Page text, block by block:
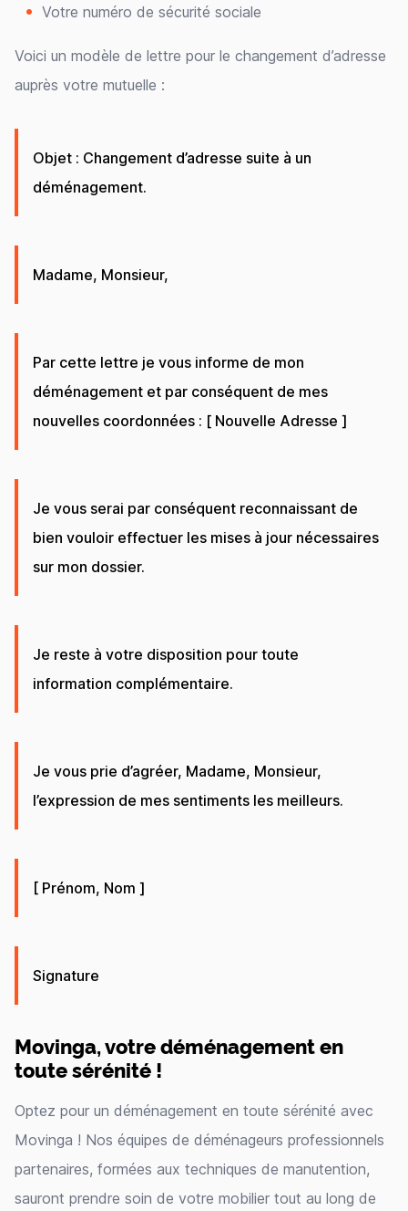
Votre numéro de sécurité sociale
Voici un modèle de lettre pour le changement d’adresse
auprès votre mutuelle :
Objet : Changement d’adresse suite à un
déménagement.
Madame, Monsieur,
Par cette lettre je vous informe de mon
déménagement et par conséquent de mes
nouvelles coordonnées : [ Nouvelle Adresse ]
Je vous serai par conséquent reconnaissant de
bien vouloir effectuer les mises à jour nécessaires
sur mon dossier.
Je reste à votre disposition pour toute
information complémentaire.
Je vous prie d’agréer, Madame, Monsieur,
l’expression de mes sentiments les meilleurs.
[ Prénom, Nom ]
Signature
Movinga, votre déménagement en
toute sérénité !
Optez pour un déménagement en toute sérénité avec
Movinga ! Nos équipes de déménageurs professionnels
partenaires, formées aux techniques de manutention,
sauront prendre soin de votre mobilier tout au long de